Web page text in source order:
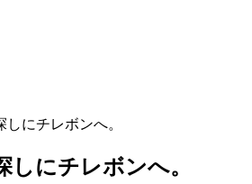
にチレボンへ。